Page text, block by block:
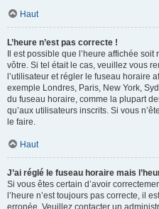
Haut
L’heure n’est pas correcte !
Il est possible que l’heure affichée
vôtre. Si tel était le cas, veuillez vous
l’utilisateur et régler le fuseau horaire
exemple Londres, Paris, New York,
du fuseau horaire, comme la plupart
qu’aux utilisateurs inscrits. Si vous
le faire.
Haut
J’ai réglé le fuseau horaire mais
Si vous êtes certain d’avoir
l’heure n’est toujours pas correcte, il
erronée. Veuillez contacter un